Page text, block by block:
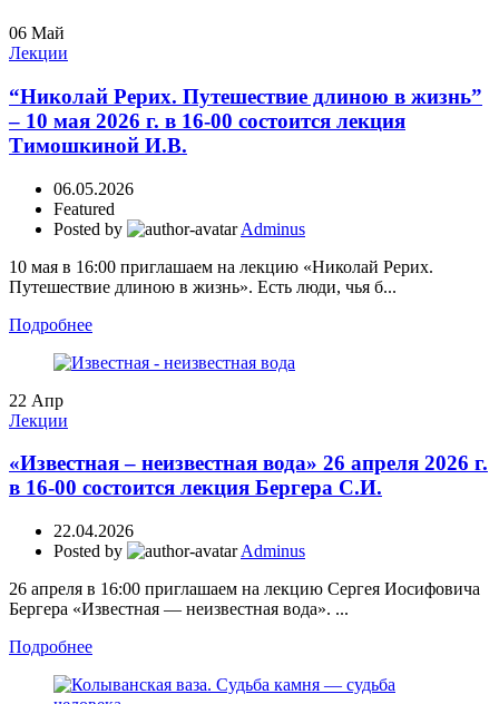
06 Май
Лекции
“Николай Рерих. Путешествие длиною в жизнь”
– 10 мая 2026 г. в 16-00 состоится лекция
Тимошкиной И.В.
06.05.2026
Featured
Posted by
Adminus
10 мая в 16:00 приглашаем на лекцию «Николай Рерих.
Путешествие длиною в жизнь». Есть люди, чья б...
Подробнее
22 Апр
Лекции
«Известная – неизвестная вода» 26 апреля 2026 г.
в 16-00 состоится лекция Бергера С.И.
22.04.2026
Posted by
Adminus
26 апреля в 16:00 приглашаем на лекцию Сергея Иосифовича
Бергера «Известная — неизвестная вода». ...
Подробнее